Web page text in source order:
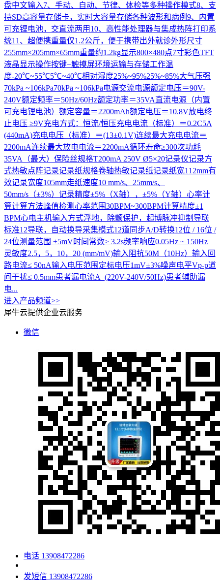
盘中文输入7、手动、自动、节律、体检等多种操作模式8、支
持SD高容量存储卡，实时大容量存储各种波形和病例9、内置
可充锂电池，交直流两用10、高性能处理器与集成热阵打印系
统11、超便携重量仅1.2公斤，便于携带出外就诊外形尺寸
255mm×205mm×65mm重量约1.2kg显示800×480点7寸彩色TFT
液晶显示操作按键+触摸屏环境运输与存储工作温
度-20℃~55℃5℃~40℃相对湿度25%~95%25%~85%大气压强
70kPa ~106kPa70kPa ~106kPa电源交流电源额定电压＝90V-
240V额定频率＝50Hz/60Hz额定功率＝35VA直流电源（内置
可充电锂电池）额定容量＝2200mAh额定电压＝10.8V放电终
止电压 ≥9V充电方式：恒流/恒压充电电流（标准）＝0.2C5A
(440mA)充电电压（标准）＝(13±0.1V)连续最大充电电流＝
2200mA连续最大放电电流＝2200mA循环寿命≥300次功耗
35VA（最大）保险丝规格T200mA 250V Ø5×20记录仪记录方
式热敏点阵记录记录纸规格卷轴热敏记录纸记录纸宽112mm有
效记录宽度105mm走纸速度10 mm/s、25mm/s、
50mm/s（±3%）记录精度±5%（X轴），±5%（Y轴）心率计
算计算方法峰值检测心率范围30BPM~300BPM计算精度±1
BPM心电主机输入方式浮地，除颤保护，起博脉冲抑制导联
标准12导联，自动换导采集模式12道同步A/D转换12位 / 16位 /
24位测量范围 ±5mV时间常数≥ 3.2s频率响应0.05Hz ~ 150Hz
灵敏度2.5，5，10，20 (mm/mV)输入阻抗50M（10Hz）输入回
路电流≤ 50nA输入电压范围定标电压1mV±3%噪声电平Vp-p道
间干扰≤ 0.5mm患者漏电流A (220V-240V/50Hz)患者辅助漏
电...
进入产品频道>>
犀牛云提供企业云服务
微信
电话 13908472286
发短信 13908472286